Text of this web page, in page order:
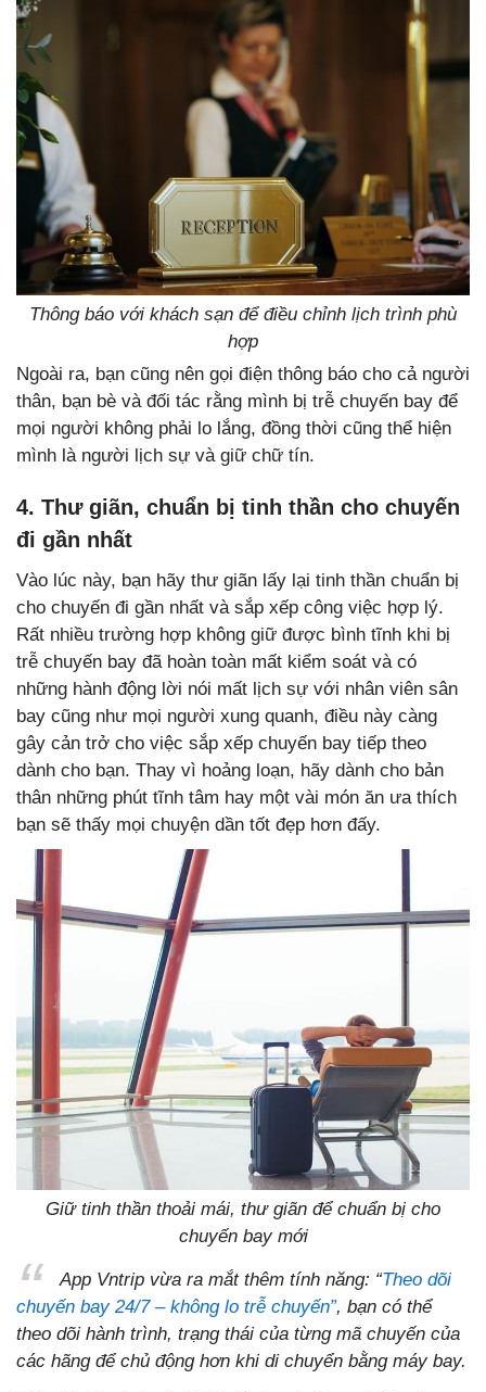
Thông báo với khách sạn để điều chỉnh lịch trình phù
hợp
Ngoài ra, bạn cũng nên gọi điện thông báo cho cả người
thân, bạn bè và đối tác rằng mình bị trễ chuyến bay để
mọi người không phải lo lắng, đồng thời cũng thể hiện
mình là người lịch sự và giữ chữ tín.
4. Thư giãn, chuẩn bị tinh thần cho chuyến
đi gần nhất
Vào lúc này, bạn hãy thư giãn lấy lại tinh thần chuẩn bị
cho chuyến đi gần nhất và sắp xếp công việc hợp lý.
Rất nhiều trường hợp không giữ được bình tĩnh khi bị
trễ chuyến bay đã hoàn toàn mất kiểm soát và có
những hành động lời nói mất lịch sự với nhân viên sân
bay cũng như mọi người xung quanh, điều này càng
gây cản trở cho việc sắp xếp chuyến bay tiếp theo
dành cho bạn. Thay vì hoảng loạn, hãy dành cho bản
thân những phút tĩnh tâm hay một vài món ăn ưa thích
bạn sẽ thấy mọi chuyện dần tốt đẹp hơn đấy.
Giữ tinh thần thoải mái, thư giãn để chuẩn bị cho
chuyến bay mới
App Vntrip vừa ra mắt thêm tính năng: “Theo dõi
chuyến bay 24/7 – không lo trễ chuyến”, bạn có thể
theo dõi hành trình, trạng thái của từng mã chuyến của
các hãng để chủ động hơn khi di chuyển bằng máy bay.